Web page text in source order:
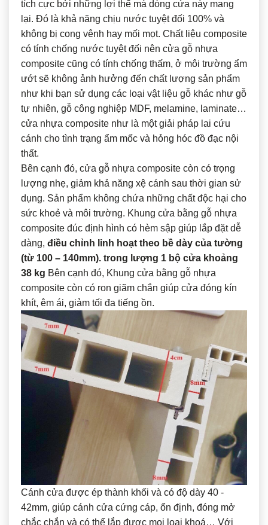
tích cực bởi những lợi thế mà dòng cửa này mang
lại. Đó là khả năng chịu nước tuyệt đối 100% và
không bị cong vênh hay mối mọt. Chất liệu composite
có tính chống nước tuyệt đối nên cửa gỗ nhựa
composite cũng có tính chống thấm, ở môi trường ẩm
ướt sẽ không ảnh hưởng đến chất lượng sản phẩm
như khi bạn sử dụng các loại vật liệu gỗ khác như gỗ
tự nhiên, gỗ công nghiệp MDF, melamine, laminate…
cửa nhựa composite như là một giải pháp lai cứu
cánh cho tình trạng ẩm mốc và hỏng hóc đồ đạc nội
thất.
Bên cạnh đó, cửa gỗ nhựa composite còn có trọng
lượng nhẹ, giảm khả năng xệ cánh sau thời gian sử
dụng. Sản phẩm không chứa những chất độc hại cho
sức khoẻ và môi trường. Khung cửa bằng gỗ nhựa
composite đúc định hình có hèm sập giúp lắp đặt dễ
dàng, điều chỉnh linh hoạt theo bề dày của tường
(từ 100 – 140mm). trong lượng 1 bộ cửa khoảng
38 kg Bên cạnh đó, Khung cửa bằng gỗ nhựa
composite còn có ron giãm chắn giúp cửa đóng kín
khít, êm ái, giảm tối đa tiếng ồn.
Cánh cửa được ép thành khối và có độ dày 40 -
42mm, giúp cánh cửa cứng cáp, ổn định, đóng mở
chắc chắn và có thể lắp được mọi loại khoá… Với